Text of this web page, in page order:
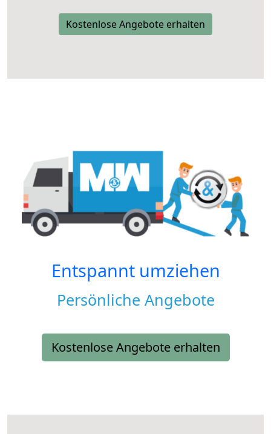
Kostenlose Angebote erhalten
Entspannt umziehen
Persönliche Angebote
Kostenlose Angebote erhalten